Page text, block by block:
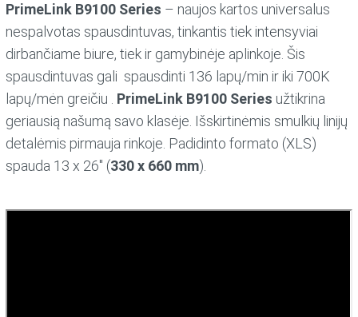
PrimeLink B9100 Series – naujos kartos universalus
nespalvotas spausdintuvas, tinkantis tiek intensyviai
dirbančiame biure, tiek ir gamybinėje aplinkoje. Šis
spausdintuvas gali spausdinti 136 lapų/min ir iki 700K
lapų/mėn greičiu . PrimeLink B9100 Series užtikrina
geriausią našumą savo klasėje. Išskirtinėmis smulkių linijų
detalėmis pirmauja rinkoje. Padidinto formato (XLS)
spauda 13 x 26″ (330 x 660 mm).